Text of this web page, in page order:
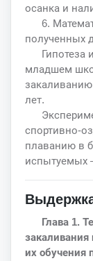
осанка и
6.
полученных
Гипотеза
младшем
лет.
спортивно-
плаванию в
испытуемых
Глава 1.
закаливания
их обучения